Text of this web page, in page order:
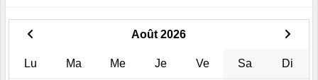
Août 2026
Lu Ma Me Je Ve Sa Di